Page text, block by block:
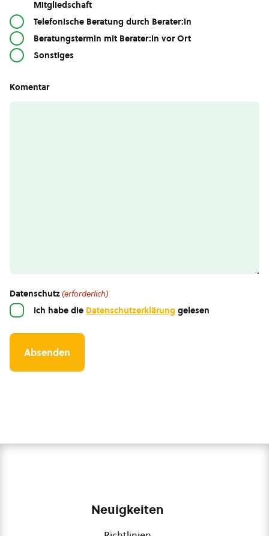
Mitgliedschaft
Telefonische Beratung durch Berater:in
Beratungstermin mit Berater:in vor Ort
Sonstiges
Komentar
Datenschutz(erforderlich)
Ich habe die Datenschutzerklärung gelesen
Neuigkeiten